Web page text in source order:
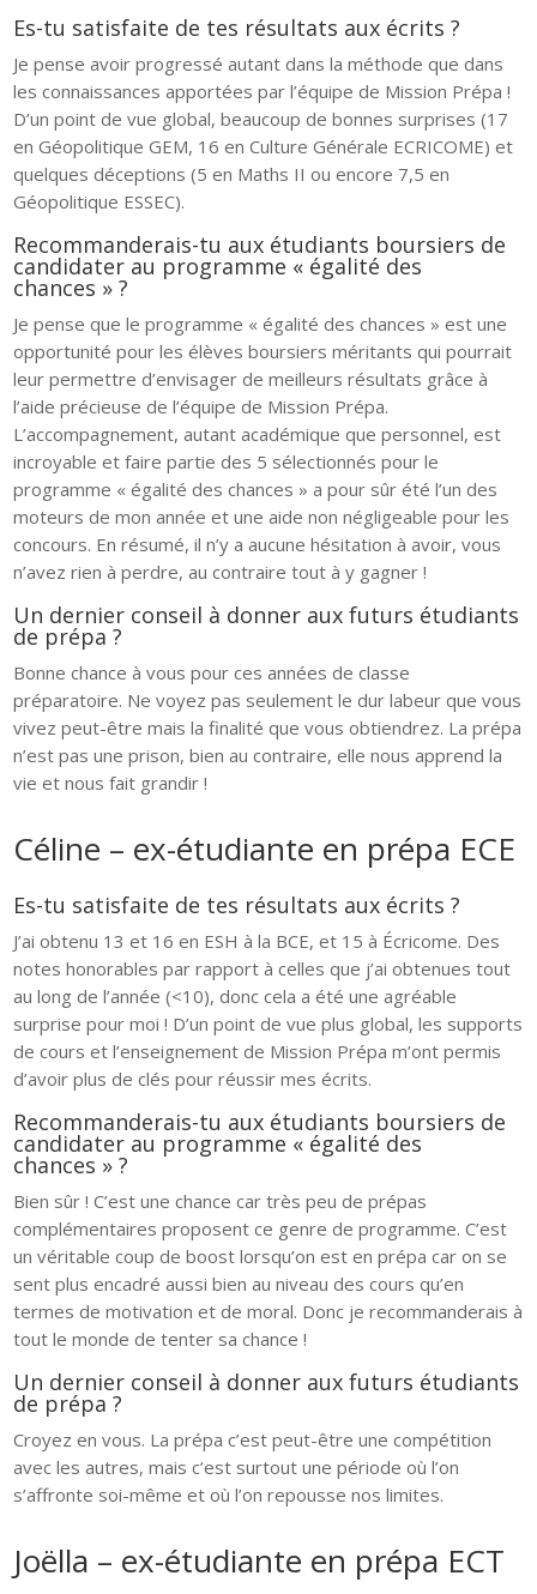
Es-tu satisfaite de tes résultats aux écrits ?
Je pense avoir progressé autant dans la méthode que dans
les connaissances apportées par l’équipe de Mission Prépa !
D’un point de vue global, beaucoup de bonnes surprises (17
en Géopolitique GEM, 16 en Culture Générale ECRICOME) et
quelques déceptions (5 en Maths II ou encore 7,5 en
Géopolitique ESSEC).
Recommanderais-tu aux étudiants boursiers de
candidater au programme « égalité des
chances » ?
Je pense que le programme « égalité des chances » est une
opportunité pour les élèves boursiers méritants qui pourrait
leur permettre d’envisager de meilleurs résultats grâce à
l’aide précieuse de l’équipe de Mission Prépa.
L’accompagnement, autant académique que personnel, est
incroyable et faire partie des 5 sélectionnés pour le
programme « égalité des chances » a pour sûr été l’un des
moteurs de mon année et une aide non négligeable pour les
concours. En résumé, il n’y a aucune hésitation à avoir, vous
n’avez rien à perdre, au contraire tout à y gagner !
Un dernier conseil à donner aux futurs étudiants
de prépa ?
Bonne chance à vous pour ces années de classe
préparatoire. Ne voyez pas seulement le dur labeur que vous
vivez peut-être mais la finalité que vous obtiendrez. La prépa
n’est pas une prison, bien au contraire, elle nous apprend la
vie et nous fait grandir !
Céline – ex-étudiante en prépa ECE
Es-tu satisfaite de tes résultats aux écrits ?
J’ai obtenu 13 et 16 en ESH à la BCE, et 15 à Écricome. Des
notes honorables par rapport à celles que j’ai obtenues tout
au long de l’année (<10), donc cela a été une agréable
surprise pour moi ! D’un point de vue plus global, les supports
de cours et l’enseignement de Mission Prépa m’ont permis
d’avoir plus de clés pour réussir mes écrits.
Recommanderais-tu aux étudiants boursiers de
candidater au programme « égalité des
chances » ?
Bien sûr ! C’est une chance car très peu de prépas
complémentaires proposent ce genre de programme. C’est
un véritable coup de boost lorsqu’on est en prépa car on se
sent plus encadré aussi bien au niveau des cours qu’en
termes de motivation et de moral. Donc je recommanderais à
tout le monde de tenter sa chance !
Un dernier conseil à donner aux futurs étudiants
de prépa ?
Croyez en vous. La prépa c’est peut-être une compétition
avec les autres, mais c’est surtout une période où l’on
s’affronte soi-même et où l’on repousse nos limites.
Joëlla – ex-étudiante en prépa ECT